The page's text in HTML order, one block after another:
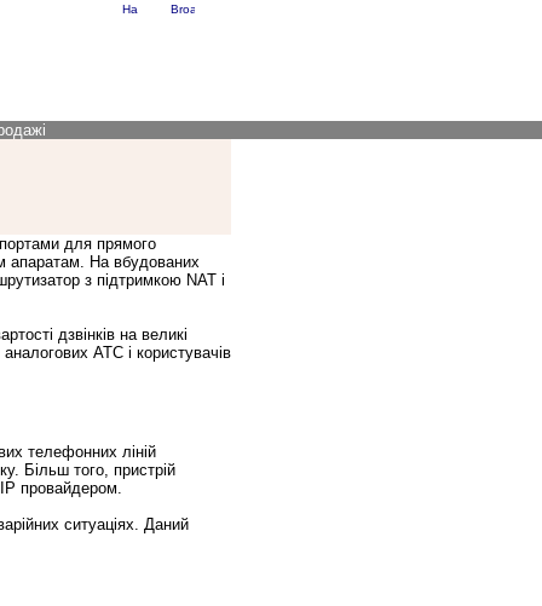
портами для прямого
апаратам. На вбудованих
з підтримкою NAT і
дзвінків на великі
АТС і користувачів
телефонних ліній
Більш того, пристрій
провайдером.
ситуаціях. Даний